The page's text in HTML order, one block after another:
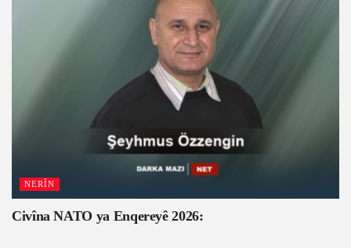
NERÎN
Civîna NATO ya Enqereyê 2026: